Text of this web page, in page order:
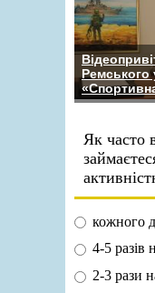
Як часто
кожного
4-5 разів
2-3 рази